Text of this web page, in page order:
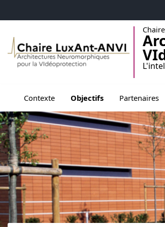
Contexte Objectifs Partenaires